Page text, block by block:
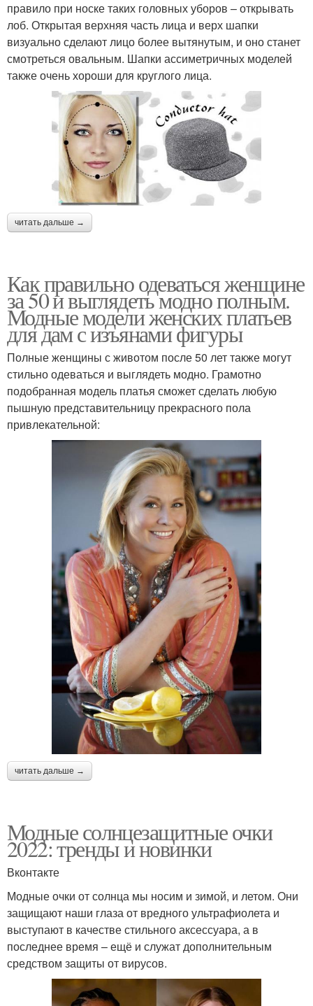
правило при носке таких головных уборов – открывать
лоб. Открытая верхняя часть лица и верх шапки
визуально сделают лицо более вытянутым, и оно станет
смотреться овальным. Шапки ассиметричных моделей
также очень хороши для круглого лица.
читать дальше →
Как правильно одеваться женщине
за 50 и выглядеть модно полным.
Модные модели женских платьев
для дам с изъянами фигуры
Полные женщины с животом после 50 лет также могут
стильно одеваться и выглядеть модно. Грамотно
подобранная модель платья сможет сделать любую
пышную представительницу прекрасного пола
привлекательной:
читать дальше →
Модные солнцезащитные очки
2022: тренды и новинки
Вконтакте
Модные очки от солнца мы носим и зимой, и летом. Они
защищают наши глаза от вредного ультрафиолета и
выступают в качестве стильного аксессуара, а в
последнее время – ещё и служат дополнительным
средством защиты от вирусов.